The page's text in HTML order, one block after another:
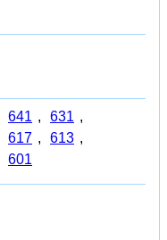
641 , 631 ,
617 , 613 ,
601